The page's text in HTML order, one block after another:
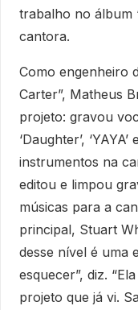
trabalho no álbum
cantora.
Como engenheiro
Carter”, Matheus
projeto: gravou
‘Daughter’,
instrumentos na
editou e limpou
músicas para a
principal, Stuart
desse nível é uma
esquecer”, diz.
projeto que já vi.